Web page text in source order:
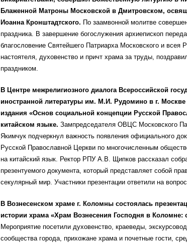
Блаженной Матроны Московской в Дмитровском,
Иоанна Кронштадтского. По заамвонной молитве
праздника. В завершение богослужения архиепископ
благословение Святейшего Патриарха Московского и всея
настоятеля, духовенство и причт храма за труды,
праздником.
В Центре межрелигиозного диалога Всероссийской
иностранной литературы им. М.И. Рудомино в г. Москве
издания «Основ социальной концепции Русской
китайском языке. Зампредседателя ОВЦС Московского
Якимчук подчеркнул важность появления официального
Русской Православной Церкви по многочисленным
на китайский язык. Ректор РПУ А.В. Щипков рассказал
презентуемого документа, который представляет собой
секулярный мир. Участники презентации ответили на
В Вознесенском храме г. Коломны состоялась
истории храма «Храм Вознесения Господня в Коломне:
Мероприятие посетили духовенство, краеведы,
сообщества города, прихожане храма и почетные гости,